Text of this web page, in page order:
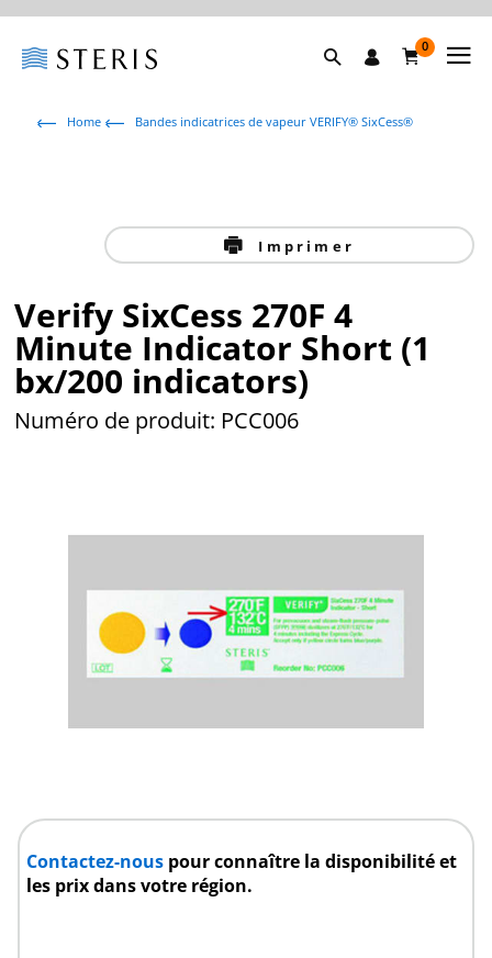
0
Home Bandes indicatrices de vapeur VERIFY® SixCess®
Imprimer
Verify SixCess 270F 4
Minute Indicator Short (1
bx/200 indicators)
Numéro de produit: PCC006
Contactez-nous pour connaître la disponibilité et
les prix dans votre région.